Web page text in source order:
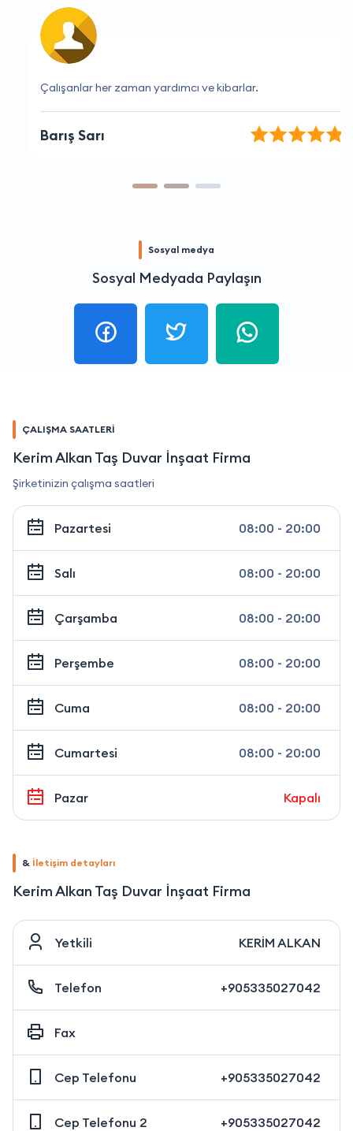
Çalışanlar her zaman yardımcı ve kibarlar.
Barış Sarı
Sosyal medya
Sosyal Medyada Paylaşın
ÇALIŞMA SAATLERİ
Kerim Alkan Taş Duvar İnşaat Firma
Şirketinizin çalışma saatleri
Pazartesi 08:00 - 20:00
Salı 08:00 - 20:00
Çarşamba 08:00 - 20:00
Perşembe 08:00 - 20:00
Cuma 08:00 - 20:00
Cumartesi 08:00 - 20:00
Pazar Kapalı
& İletişim detayları
Kerim Alkan Taş Duvar İnşaat Firma
Yetkili KERİM ALKAN
Telefon +905335027042
Fax
Cep Telefonu +905335027042
Cep Telefonu 2 +905335027042